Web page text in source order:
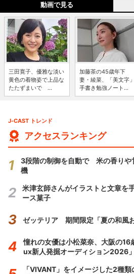
動画で見る
三田寛子、優雅な淡い
黄色の着物姿で上品な
たたずまいで ...
加藤茶の45歳年下
妻・綾菜、「美文字」
手書き勉強ノート...
J-CAST トレンド
アクセスランキング
3段階の制御を自動で 米の香りや
機
米津玄師さんがイラストと文章を
ース菓子
ゼッテリア 期間限定「夏の和風
憧れの女優は小松菜奈、大阪の
ux新人発掘オーディション2026
「VIVANT」をイメージした2種